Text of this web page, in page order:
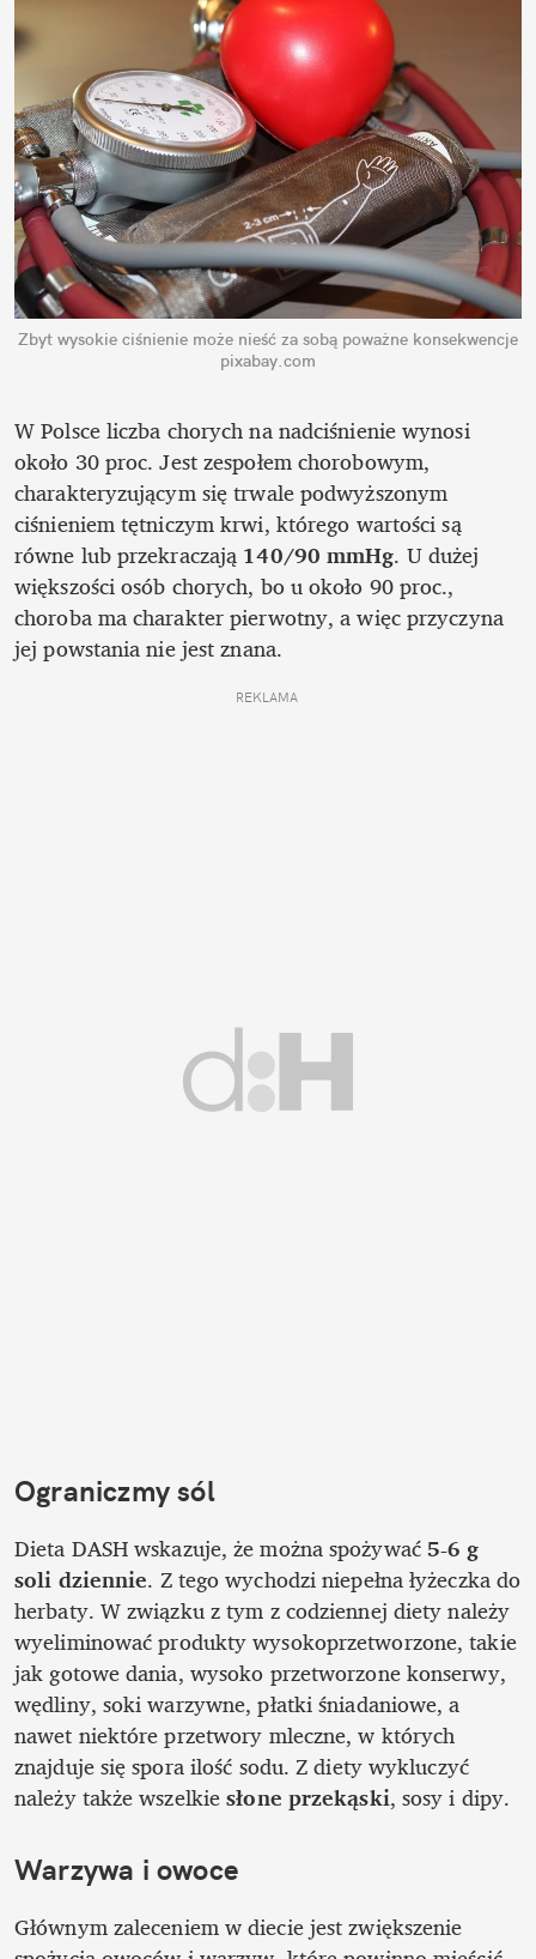
Zbyt wysokie ciśnienie może nieść za sobą poważne konsekwencje
pixabay.com
W Polsce liczba chorych na nadciśnienie wynosi
około 30 proc. Jest zespołem chorobowym,
charakteryzującym się trwale podwyższonym
ciśnieniem tętniczym krwi, którego wartości są
równe lub przekraczają 140/90 mmHg. U dużej
większości osób chorych, bo u około 90 proc.,
choroba ma charakter pierwotny, a więc przyczyna
jej powstania nie jest znana.
REKLAMA
Ograniczmy sól
Dieta DASH wskazuje, że można spożywać 5-6 g
soli dziennie. Z tego wychodzi niepełna łyżeczka do
herbaty. W związku z tym z codziennej diety należy
wyeliminować produkty wysokoprzetworzone, takie
jak gotowe dania, wysoko przetworzone konserwy,
wędliny, soki warzywne, płatki śniadaniowe, a
nawet niektóre przetwory mleczne, w których
znajduje się spora ilość sodu. Z diety wykluczyć
należy także wszelkie słone przekąski, sosy i dipy.
Warzywa i owoce
Głównym zaleceniem w diecie jest zwiększenie